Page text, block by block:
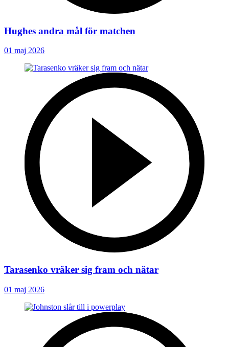
Hughes andra mål för matchen
01 maj 2026
Tarasenko vräker sig fram och nätar
01 maj 2026